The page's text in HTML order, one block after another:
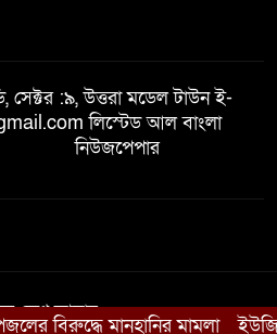
অনিশ্চিত
মুক্তিযুদ্ধবিরোধীদের ষড়যন্ত্র মানুষ
:৯, উত্তরা মডেল টাউন ই-
লিস্টেড আল বাংলা
নিউজপেপার
দেশ আমার
বিরুদ্ধে মানহানির মামলা